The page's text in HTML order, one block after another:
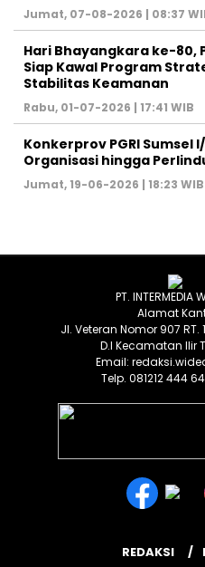
Jumat, 07-08-2026 | 08:37
Hari Bhayangkara ke-80,
Siap Kawal Program
Stabilitas Keamanan ‎
Rabu, 01-07-2026 | 17:41 WIB
Konkerprov PGRI Sumsel
Organisasi hingga
Jumat, 19-06-2026 | 18:23 WIB
PT. INTERMEDIA
Alamat
Jl. Veteran Nomor 907 RT.
D.I Kecamatan Ilir
Email:
Telp. 081212 444
REDAKSI